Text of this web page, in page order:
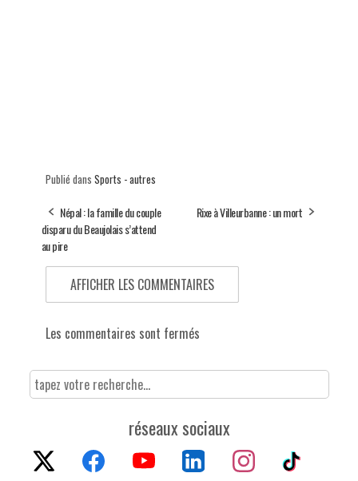
Publié dans Sports - autres
Népal : la famille du couple
disparu du Beaujolais s’attend
au pire
Rixe à Villeurbanne : un mort
AFFICHER LES COMMENTAIRES
Les commentaires sont fermés
réseaux sociaux